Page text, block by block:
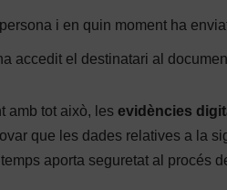
i en quin moment ha
accedit el destinatari al
amb tot això, les evidències
que les dades relatives a la
aporta seguretat al procés